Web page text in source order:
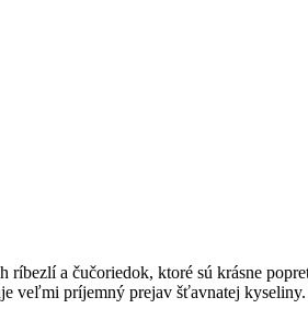
a čučoriedok, ktoré sú krásne
veľmi príjemný prejav šťavnatej